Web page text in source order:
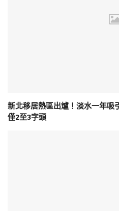
新北移居熱區出爐！淡水一年
僅2至3字頭